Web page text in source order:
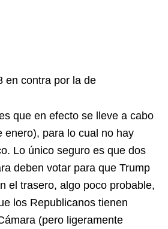
en contra por la de
que en efecto se lleve a cabo
enero), para lo cual no hay
Lo único seguro es que dos
deben votar para que Trump
el trasero, algo poco probable,
los Republicanos tienen
(pero ligeramente